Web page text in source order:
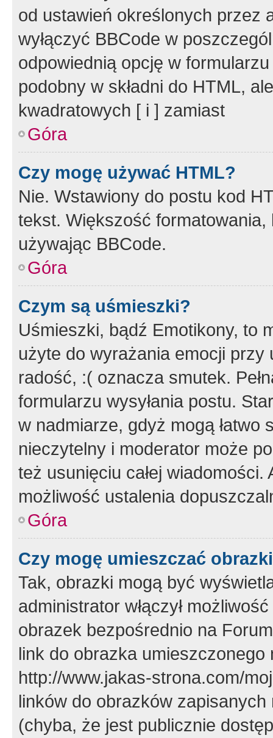
od ustawień określonych przez
wyłączyć BBCode w
odpowiednią opcję w
podobny w składni do HTML,
kwadratowych [ i ] zamiast
Góra
Czy mogę używać HTML?
Nie. Wstawiony do postu kod
tekst. Większość
używając BBCode.
Góra
Czym są uśmieszki?
Uśmieszki, bądź Emotikony, to
użyte do wyrażania emocji
radość, :( oznacza smutek.
formularzu wysyłania postu.
w nadmiarze, gdyż mogą
nieczytelny i moderator może
też usunięciu całej
możliwość ustalenia
Góra
Czy mogę umieszczać
Tak, obrazki mogą być
administrator włączył
obrazek bezpośrednio na
link do obrazka
http://www.jakas-strona.com/
linków do obrazków
(chyba, że jest publicznie